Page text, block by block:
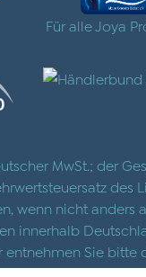
Für alle Joya
MwSt.; der
des
, wenn nicht anders
innerhalb
entnehmen Sie bitte